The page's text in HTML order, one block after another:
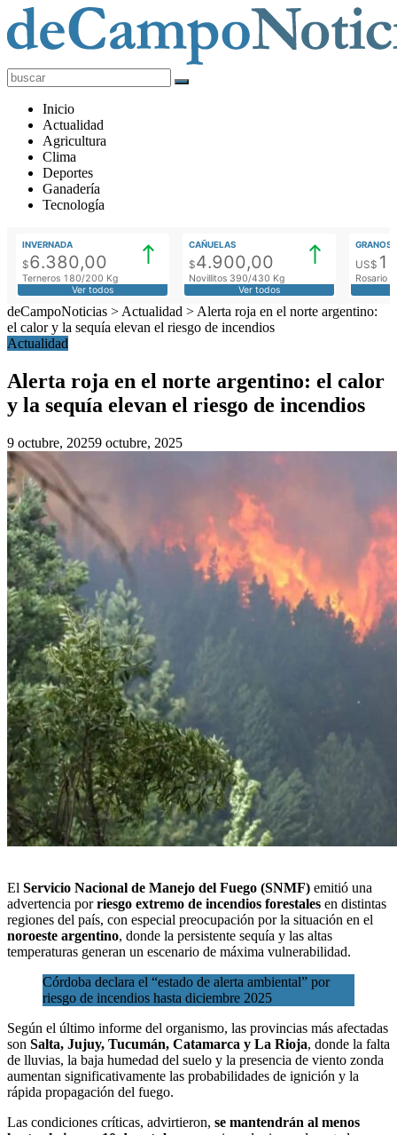
deCampoNoticias
Actualidad
Agropecuaria
Inicio
Actualidad
Agricultura
Clima
Deportes
Ganadería
Tecnología
INVERNADA
$6.380,00
Terneros 180/200 Kg
Ver todos
CAÑUELAS
$4.900,00
Novillitos 390/430 Kg
Ver todos
GRANOS
US$
Rosario
deCampoNoticias > Actualidad > Alerta roja en el norte argentino:
el calor y la sequía elevan el riesgo de incendios
Actualidad
Alerta roja en el norte argentino: el calor
y la sequía elevan el riesgo de incendios
9 octubre, 20259 octubre, 2025
El Servicio Nacional de Manejo del Fuego (SNMF) emitió una
advertencia porriesgo extremo de incendios forestales en distintas
regiones del país, con especial preocupación por la situación en el
noroeste argentino, donde la persistente sequía y las altas
temperaturas generan un escenario de máxima vulnerabilidad.
Córdoba declara el “estado de alerta ambiental” por
riesgo de incendios hasta diciembre 2025
Según el último informe del organismo, las provincias más afectadas
son Salta, Jujuy, Tucumán, Catamarca y La Rioja, donde la falta
de lluvias, la baja humedad del suelo y la presencia de viento zonda
aumentan significativamente las probabilidades de ignición y la
rápida propagación del fuego.
Las condiciones críticas, advirtieron, se mantendrán al menos